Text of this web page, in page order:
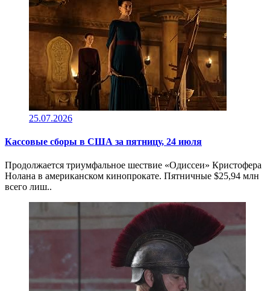
25.07.2026
Кассовые сборы в CША за пятницу, 24 июля
Продолжается триумфальное шествие «Одиссеи» Кристофера
Нолана в американском кинопрокате. Пятничные $25,94 млн
всего лиш..